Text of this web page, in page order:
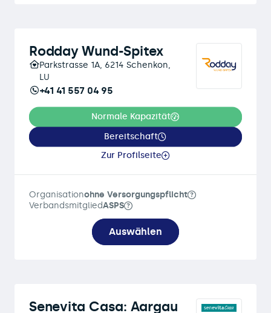
Rodday Wund-Spitex
Parkstrasse 1A, 6214 Schenkon,
LU
+41 41 557 04 95
Normale Kapazität
Bereitschaft
Zur Profilseite
Organisationohne Versorgungspflicht
VerbandsmitgliedASPS
Auswählen
Senevita Casa: Aargau